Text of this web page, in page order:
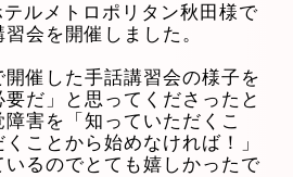
ルメトロポリタン秋田様で
会を開催しました。
開催した手話講習会の様子を
だ」と思ってくださったと
害を「知っていただくこ
ことから始めなければ！」
いるのでとても嬉しかったで